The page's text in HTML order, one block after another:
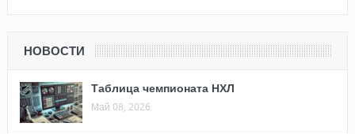
НОВОСТИ
Таблица чемпионата НХЛ
Май 08, 2026